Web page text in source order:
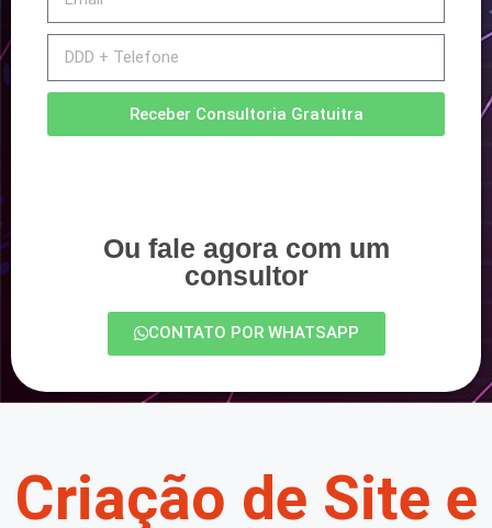
Receber Consultoria Gratuitra
Ou fale agora com um
consultor
CONTATO POR WHATSAPP
Criação de Site e